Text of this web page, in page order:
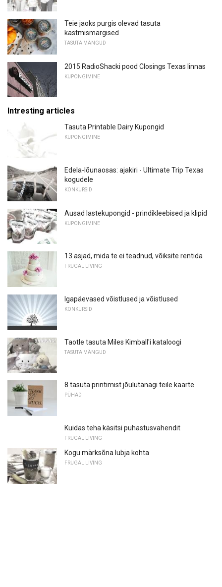
Teie jaoks purgis olevad tasuta
kastmismärgised
TASUTA MÄNGUD
2015 RadioShacki pood Closings Texas linnas
KUPONGIMINE
Intresting articles
Tasuta Printable Dairy Kupongid
KUPONGIMINE
Edela-lõunaosas: ajakiri - Ultimate Trip Texas
kogudele
KONKURSID
Ausad lastekupongid - prindikleebised ja klipid
KUPONGIMINE
13 asjad, mida te ei teadnud, võiksite rentida
FRUGAL LIVING
Igapäevased võistlused ja võistlused
KONKURSID
Taotle tasuta Miles Kimball'i kataloogi
TASUTA MÄNGUD
8 tasuta printimist jõulutänagi teile kaarte
PÜHAD
Kuidas teha käsitsi puhastusvahendit
FRUGAL LIVING
Kogu märksõna lubja kohta
FRUGAL LIVING